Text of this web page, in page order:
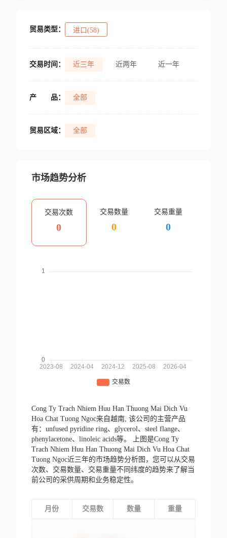
贸易类型： 进口(58)
交易时间： 近三年 近两年 近一年
产 品： 全部
贸易区域： 全部
市场趋势分析
交易次数
0
交易数量
0
交易重量
0
Cong Ty Trach Nhiem Huu Han Thuong Mai Dich Vu
Hoa Chat Tuong Ngoc来自越南, 该公司的主营产品
有：unfused pyridine ring、glycerol、steel flange、
phenylacetone、linoleic acids等。
上图是Cong Ty
Trach Nhiem Huu Han Thuong Mai Dich Vu Hoa Chat
Tuong Ngoc近三年的市场趋势分析图，您可以从交易
次数、交易数量、交易重量不同纬度的趋势来了解当
前公司的采供周期和业务稳定性。
月份 交易数 数量 重量